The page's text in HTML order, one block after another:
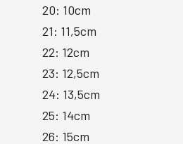
20: 10cm
21: 11,5cm
22: 12cm
23: 12,5cm
24: 13,5cm
25: 14cm
26: 15cm